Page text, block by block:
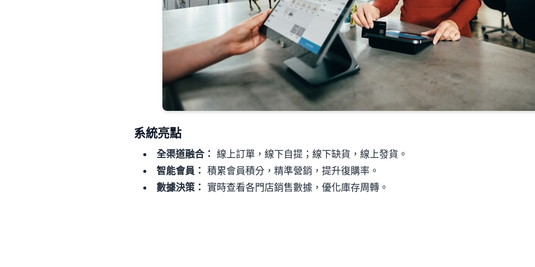
系統亮點
全渠道融合： 線上訂單，線下自提；線下缺貨，線上發貨。
智能會員： 積累會員積分，精準營銷，提升復購率。
數據決策： 實時查看各門店銷售數據，優化庫存周轉。